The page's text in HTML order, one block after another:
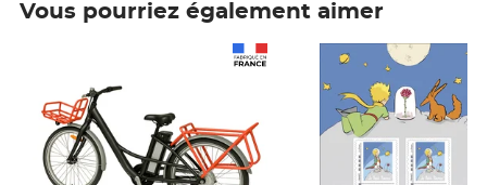
Vous pourriez également aimer
Prix 7,50€